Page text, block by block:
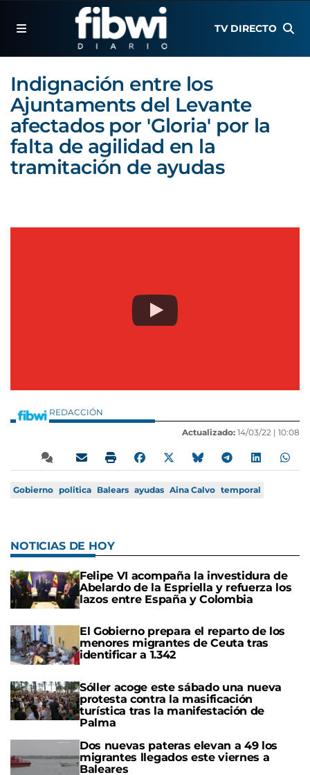
TV DIRECTO
Indignación entre los
Ajuntaments del Levante
afectados por 'Gloria' por la
falta de agilidad en la
tramitación de ayudas
REDACCIÓN
Actualizado: 14/03/22 | 10:08
Gobierno politica Balears ayudas Aina Calvo temporal
NOTICIAS DE HOY
Felipe VI acompaña la investidura de
Abelardo de la Espriella y refuerza los
lazos entre España y Colombia
El Gobierno prepara el reparto de los
menores migrantes de Ceuta tras
identificar a 1.342
Sóller acoge este sábado una nueva
protesta contra la masificación
turística tras la manifestación de
Palma
Dos nuevas pateras elevan a 49 los
migrantes llegados este viernes a
Baleares